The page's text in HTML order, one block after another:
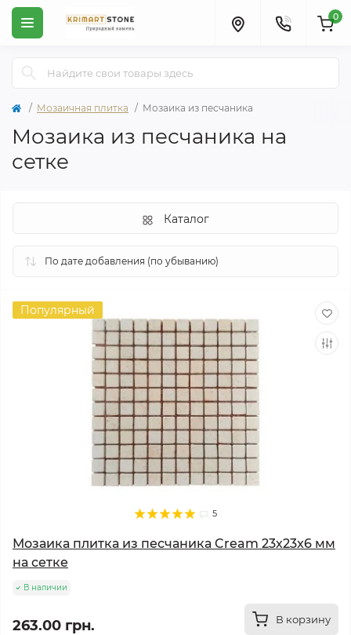
0
Мозаичная плитка Мозаика из песчаника
Мозаика из песчаника на
сетке
Каталог
Популярный
5
Мозаика плитка из песчаника Cream 23х23x6 мм
на сетке
В наличии
263.00 грн. В корзину